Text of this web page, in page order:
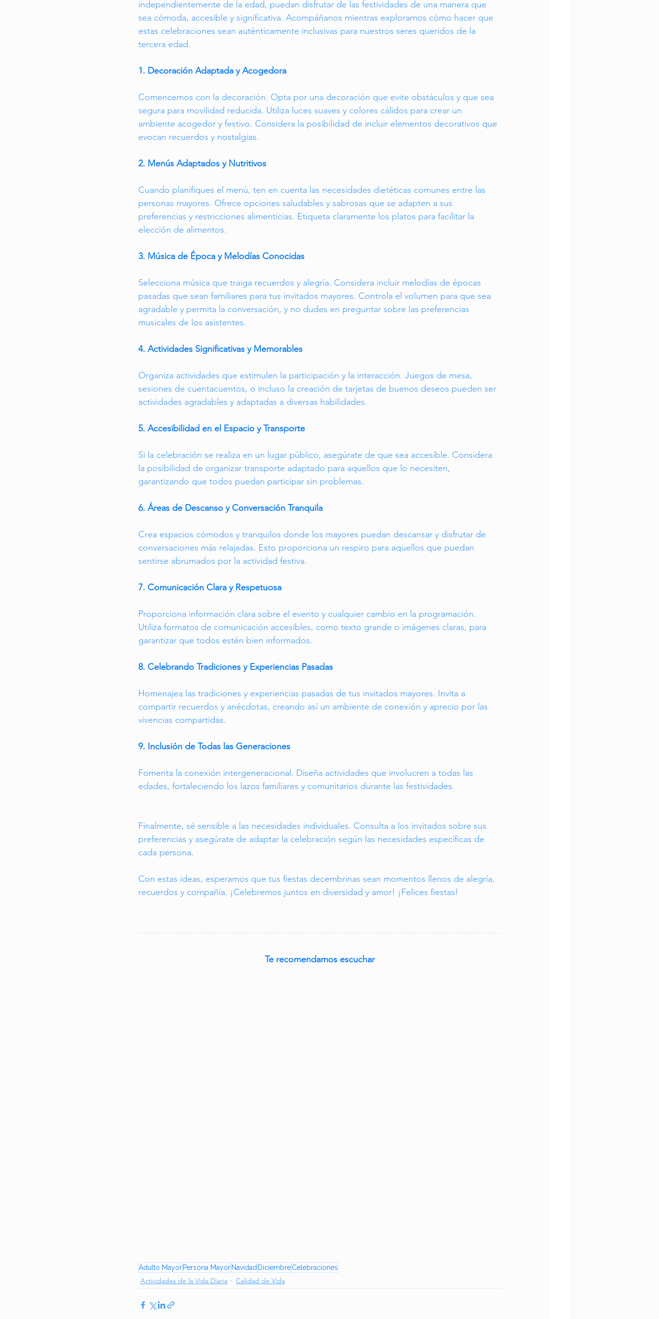
independientemente de la edad, puedan disfrutar de las festividades de una manera que
sea cómoda, accesible y significativa. Acompáñanos mientras exploramos cómo hacer que
estas celebraciones sean auténticamente inclusivas para nuestros seres queridos de la
tercera edad.
1. Decoración Adaptada y Acogedora
Comencemos con la decoración. Opta por una decoración que evite obstáculos y que sea
segura para movilidad reducida. Utiliza luces suaves y colores cálidos para crear un
ambiente acogedor y festivo. Considera la posibilidad de incluir elementos decorativos que
evocan recuerdos y nostalgias.
2. Menús Adaptados y Nutritivos
Cuando planifiques el menú, ten en cuenta las necesidades dietéticas comunes entre las
personas mayores. Ofrece opciones saludables y sabrosas que se adapten a sus
preferencias y restricciones alimenticias. Etiqueta claramente los platos para facilitar la
elección de alimentos.
3. Música de Época y Melodías Conocidas
Selecciona música que traiga recuerdos y alegría. Considera incluir melodías de épocas
pasadas que sean familiares para tus invitados mayores. Controla el volumen para que sea
agradable y permita la conversación, y no dudes en preguntar sobre las preferencias
musicales de los asistentes.
4. Actividades Significativas y Memorables
Organiza actividades que estimulen la participación y la interacción. Juegos de mesa,
sesiones de cuentacuentos, o incluso la creación de tarjetas de buenos deseos pueden ser
actividades agradables y adaptadas a diversas habilidades.
5. Accesibilidad en el Espacio y Transporte
Si la celebración se realiza en un lugar público, asegúrate de que sea accesible. Considera
la posibilidad de organizar transporte adaptado para aquellos que lo necesiten,
garantizando que todos puedan participar sin problemas.
6. Áreas de Descanso y Conversación Tranquila
Crea espacios cómodos y tranquilos donde los mayores puedan descansar y disfrutar de
conversaciones más relajadas. Esto proporciona un respiro para aquellos que puedan
sentirse abrumados por la actividad festiva.
7. Comunicación Clara y Respetuosa
Proporciona información clara sobre el evento y cualquier cambio en la programación.
Utiliza formatos de comunicación accesibles, como texto grande o imágenes claras, para
garantizar que todos estén bien informados.
8. Celebrando Tradiciones y Experiencias Pasadas
Homenajea las tradiciones y experiencias pasadas de tus invitados mayores. Invita a
compartir recuerdos y anécdotas, creando así un ambiente de conexión y aprecio por las
vivencias compartidas.
9. Inclusión de Todas las Generaciones
Fomenta la conexión intergeneracional. Diseña actividades que involucren a todas las
edades, fortaleciendo los lazos familiares y comunitarios durante las festividades.
Finalmente, sé sensible a las necesidades individuales. Consulta a los invitados sobre sus
preferencias y asegúrate de adaptar la celebración según las necesidades específicas de
cada persona.
Con estas ideas, esperamos que tus fiestas decembrinas sean momentos llenos de alegría,
recuerdos y compañía. ¡Celebremos juntos en diversidad y amor! ¡Felices fiestas!
Te recomendamos escuchar
Adulto Mayor Persona Mayor Navidad DiciembreCelebraciones
Actividades de la Vida Diaria Calidad de Vida